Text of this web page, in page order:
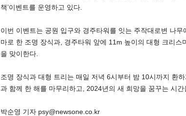
책’이벤트를 운영하고 있다.
이번 이벤트는 공원 입구와 경주타워를 잇는 주작대로변 나
마로 한 조명 장식과, 경주타워 앞에 11m 높이의 대형 크리
을 맞이한다.
조명 장식과 대형 트리는 매일 저녁 6시부터 밤 10시까지 환
과 함께 한 해를 마무리하고, 2024년의 새 희망을 꿈꾸는 시간
박순영 기자 psy@newsone.co.kr